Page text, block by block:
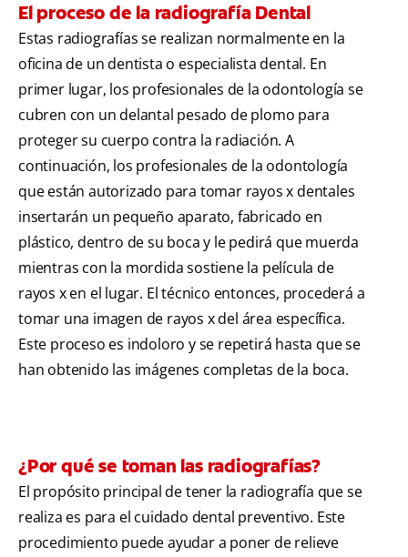
El proceso de la radiografía Dental
Estas radiografías se realizan normalmente en la
oficina de un dentista o especialista dental. En
primer lugar, los profesionales de la odontología se
cubren con un delantal pesado de plomo para
proteger su cuerpo contra la radiación. A
continuación, los profesionales de la odontología
que están autorizado para tomar rayos x dentales
insertarán un pequeño aparato, fabricado en
plástico, dentro de su boca y le pedirá que muerda
mientras con la mordida sostiene la película de
rayos x en el lugar. El técnico entonces, procederá a
tomar una imagen de rayos x del área específica.
Este proceso es indoloro y se repetirá hasta que se
han obtenido las imágenes completas de la boca.
¿Por qué se toman las radiografías?
El propósito principal de tener la radiografía que se
realiza es para el cuidado dental preventivo. Este
procedimiento puede ayudar a poner de relieve